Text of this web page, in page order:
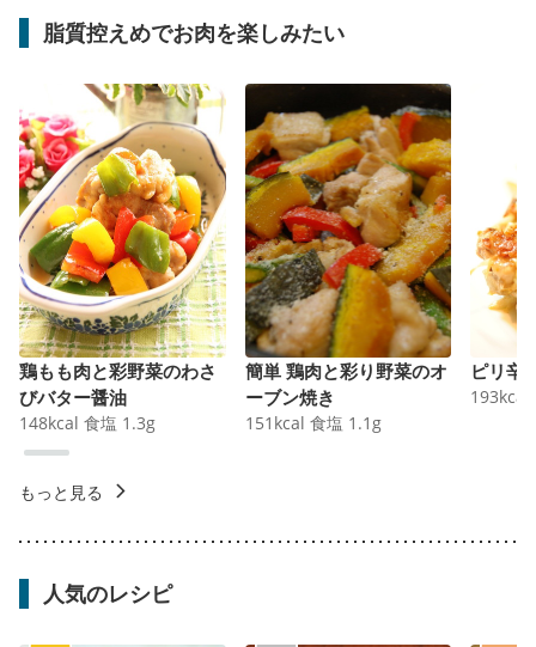
脂質控えめでお肉を楽しみたい
鶏もも肉と彩野菜のわさ
びバター醤油
148kcal 食塩 1.3g
簡単 鶏肉と彩り野菜のオ
ーブン焼き
151 kcal 食塩 1.1 g
ピリ辛
193kcal
もっと見る
人気のレシピ